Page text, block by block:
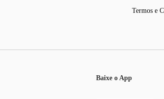
Termos e
Baixe o App